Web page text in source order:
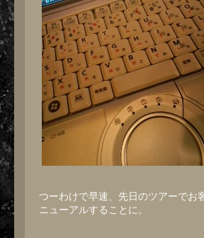
つーわけで早速、先日のツアーでお
ニューアルすることに。